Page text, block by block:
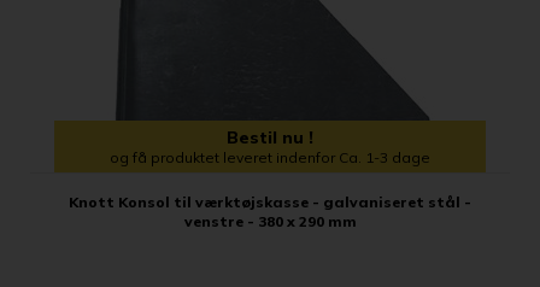
Bestil nu !
og få produktet leveret indenfor Ca. 1-3 dage
Knott Konsol til værktøjskasse - galvaniseret stål -
venstre - 380 x 290 mm